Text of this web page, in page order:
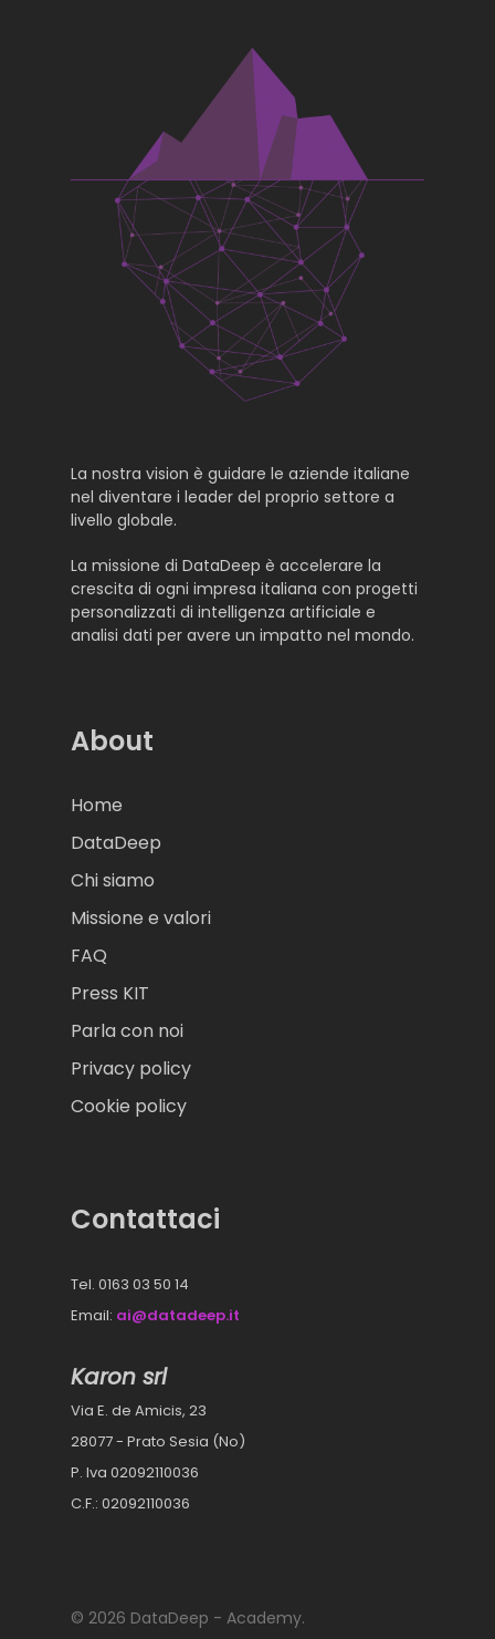
La nostra vision è guidare le aziende italiane
nel diventare i leader del proprio settore a
livello globale.
La missione di DataDeep è accelerare la
crescita di ogni impresa italiana con progetti
personalizzati di intelligenza artificiale e
analisi dati per avere un impatto nel mondo.
About
Home
DataDeep
Chi siamo
Missione e valori
FAQ
Press KIT
Parla con noi
Privacy policy
Cookie policy
Contattaci
Tel. 0163 03 50 14
Email: ai@datadeep.it
Karon srl
Via E. de Amicis, 23
28077 - Prato Sesia (No)
P. Iva 02092110036
C.F.: 02092110036
© 2026 DataDeep - Academy.